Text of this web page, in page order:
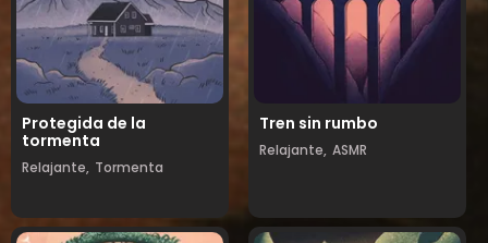
Protegida de la
tormenta
Relajante, Tormenta
Tren sin rumbo
Relajante, ASMR